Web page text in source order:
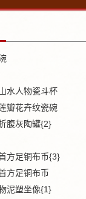
水人物瓷斗杯
瓣花卉纹瓷碗
腹灰陶罐{2}
方足铜布币{3}
方足铜布币
泥塑坐像{1}